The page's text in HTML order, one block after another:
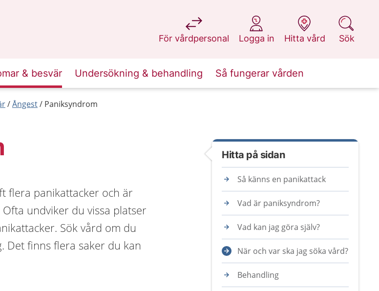
För vårdpersonal
på 1177.se
Logga in
på 1177.se
Hitta vård
på 1177.se
Sök
på 1177.se
& besvär Undersökning & behandling Så fungerar vården
Ångest Paniksyndrom
flera panikattacker och är
undviker du vissa platser
Sök vård om du
Det finns flera saker du kan
Hitta på sidan
Så känns en panikattack
Vad är paniksyndrom?
Vad kan jag göra själv?
När och var ska jag söka vård?
Behandling